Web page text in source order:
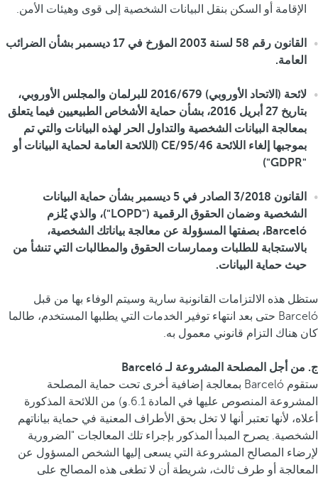
الإقامة أو السكن بنقل البيانات الشخصية إلى قوى وهيئات الأمن.
القانون رقم 58 لسنة 2003 المؤرخ في 17 ديسمبر بشأن الضرائب
العامة.
لائحة (الاتحاد الأوروبي) 2016/679 للبرلمان والمجلس الأوروبي،
بتاريخ 27 أبريل 2016، بشأن حماية الأشخاص الطبيعيين فيما يتعلق
بمعالجة البيانات الشخصية والتداول الحر لهذه البيانات والتي تم
بموجبها إلغاء اللائحة 95/46/CE (اللائحة العامة لحماية البيانات أو
"GDPR")
القانون 3/2018 الصادر في 5 ديسمبر بشأن حماية البيانات
الشخصية وضمان الحقوق الرقمية ("LOPD")، والذي يُلزم
Barceló، بصفتها المسؤولة عن معالجة بياناتك الشخصية،
بالاستجابة للطلبات وممارسات الحقوق والمطالبات التي تنشأ من
حيث حماية البيانات.
ستظل هذه الالتزامات القانونية سارية وسيتم الوفاء بها من قبل
Barceló حتى بعد انتهاء توفير الخدمات التي يطلبها المستخدم، طالما
كان هناك التزام قانوني معمول به.
ج. من أجل المصلحة المشروعة لـ Barceló
ستقوم Barceló بمعالجة إضافية أخرى تحت حماية المصلحة
المشروعة المنصوص عليها في المادة 6.1.و) من اللائحة المذكورة
أعلاه، لأنها تعتبر أنها لا تخل بحق الأطراف المعنية في حماية بياناتهم
الشخصية. يصرح المبدأ المذكور بإجراء تلك المعالجات "الضرورية
لإرضاء المصالح المشروعة التي يسعى إليها الشخص المسؤول عن
المعالجة أو طرف ثالث، شريطة أن لا تطغى هذه المصالح على